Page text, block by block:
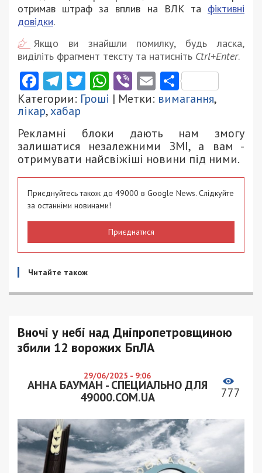
отримав штраф за вплив на ВЛК та фіктивні
довідки.
Якщо ви знайшли помилку, будь ласка,
виділіть фрагмент тексту та натисніть Ctrl+Enter.
Facebook
Telegram
Twitter
WhatsApp
ViberEmail
Категории: Гроші | Метки: вимагання,
лікар,хабар
Рекламні блоки дають нам змогу
залишатися незалежними ЗМІ, а вам -
отримувати найсвіжіші новини під ними.
Приєднуйтесь також до 49000 в Google News. Слідкуйте
за останніми новинами!
Приєднатися
Читайте також
Вночі у небі над Дніпропетровщиною
збили 12 ворожих БпЛА
29/06/2025 - 9:06
АННА БАУМАН - СПЕЦИАЛЬНО ДЛЯ
49000.COM.UA
777